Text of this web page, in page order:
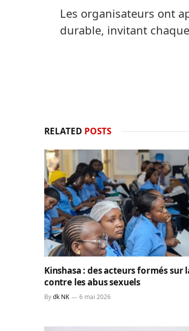
Les organisateurs ont
durable, invitant
RELATED POSTS
Kinshasa : des acteurs formés sur
contre les abus sexuels
Bydk NK 6 mai 2026